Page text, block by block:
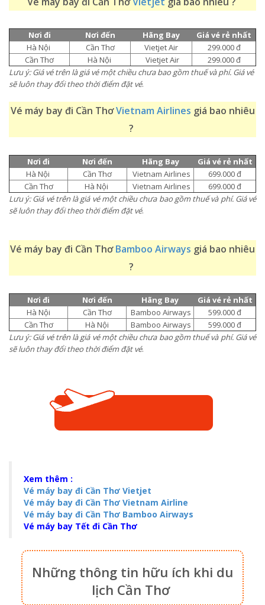
Nơi đi Nơi đến Hãng Bay
Giá vé rẻ nhất
Hà Nội
Cần Thơ Vietjet Air
299.000 đ
Cần Thơ
Hà Nội Vietjet Air
299.000 đ
Lưu ý: Giá vé trên là giá vé một chiều chưa bao gồm thuế và phí. Giá vé
sẽ luôn thay đổi theo thời điểm đặt vé.
Vé máy bay đi Cần ThơVietnam Airlines giá bao nhiêu
?
Nơi đi Nơi đến Hãng Bay
Giá vé rẻ nhất
Hà Nội
Cần Thơ Vietnam Airlines
699.000 đ
Cần Thơ
Hà Nội Vietnam Airlines
699.000 đ
Lưu ý: Giá vé trên là giá vé một chiều chưa bao gồm thuế và phí. Giá vé
sẽ luôn thay đổi theo thời điểm đặt vé.
Vé máy bay đi Cần ThơBamboo Airways giá bao nhiêu
?
Nơi đi Nơi đến Hãng Bay
Giá vé rẻ nhất
Hà Nội
Cần Thơ Bamboo Airways
599.000 đ
Cần Thơ
Hà Nội Bamboo Airways
599.000 đ
Lưu ý: Giá vé trênlà giá vé một chiều chưa bao gồm thuế và phí. Giá vé
sẽ luôn thay đổi theo thời điểm đặt vé.
Xem thêm :
Vé máy bay đi Cần Thơ Vietjet
Vé máy bay đi Cần Thơ Vietnam Airline
Vé máy bay đi Cần Thơ Bamboo Airways
Vé máy bay Tết đi Cần Thơ
Những thông tin hữu ích khi du
lịch Cần Thơ